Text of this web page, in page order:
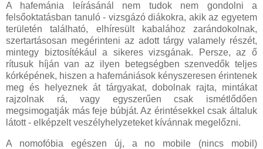
A hafemánia leírásánál nem tudok nem gondolni a
felsőoktatásban tanuló - vizsgázó diákokra, akik az egyetem
területén található, elhíresült kabalához zarándokolnak,
szertartásosan megérinteni az adott tárgy valamely részét,
mintegy biztosítékául a sikeres vizsgának. Persze, az ő
rítusuk híján van az ilyen betegségben szenvedők teljes
kórképének, hiszen a hafemániások kényszeresen érintenek
meg és helyeznek át tárgyakat, dobolnak rajta, mintákat
rajzolnak rá, vagy egyszerűen csak ismétlődően
megsimogatják más feje búbját. Az érintésekkel csak általuk
látott - elképzelt veszélyhelyzeteket kívánnak megelőzni.
A nomofóbia egészen új, a no mobile (nincs mobil)